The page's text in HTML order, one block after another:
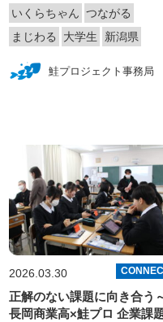
いくらちゃん つながる
まじわる
大学生 新潟県
鮭プロジェクト事務局
2026.03.30
正解のない課題に向き合う
長岡商業高×鮭プロ 企業課